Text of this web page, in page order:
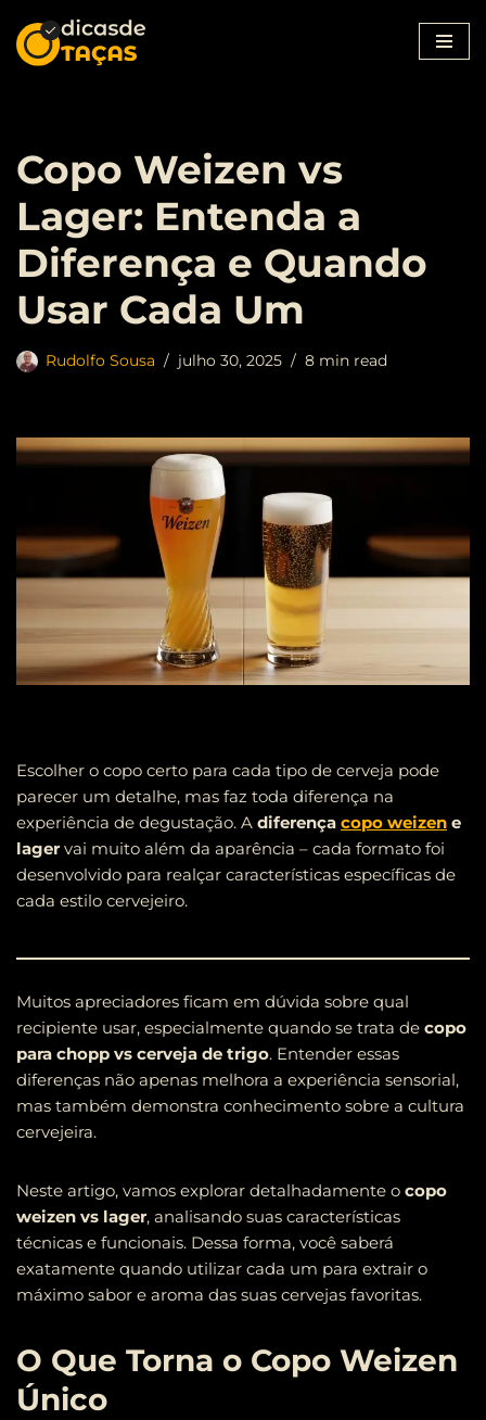
Pular
Copo Weizen vs
Lager: Entenda a
Diferença e Quando
Usar Cada Um
Rudolfo Sousa julho 30, 2025 8 min read
Escolher o copo certo para cada tipo de cerveja pode
parecer um detalhe, mas faz toda diferença na
experiência de degustação. A diferença copo weizen e
lager vai muito além da aparência – cada formato foi
desenvolvido para realçar características específicas de
cada estilo cervejeiro.
Muitos apreciadores ficam em dúvida sobre qual
recipiente usar, especialmente quando se trata de copo
para chopp vs cerveja de trigo. Entender essas
diferenças não apenas melhora a experiência sensorial,
mas também demonstra conhecimento sobre a cultura
cervejeira.
Neste artigo, vamos explorar detalhadamente o copo
weizen vs lager, analisando suas características
técnicas e funcionais. Dessa forma, você saberá
exatamente quando utilizar cada um para extrair o
máximo sabor e aroma das suas cervejas favoritas.
O Que Torna o Copo Weizen
Único